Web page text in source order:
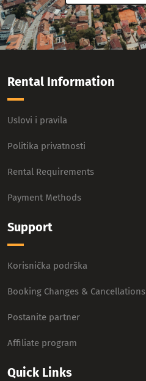
Rental Information
Uslovi i pravila
Politika privatnosti
Rental Requirements
Payment Methods
Support
Korisnička podrška
Booking Changes & Cancellations
Postanite partner
Affiliate program
Quick Links